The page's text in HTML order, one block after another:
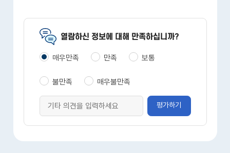
열람하신 정보에 대해 만족하십니까?
매우만족 만족 보통
불만족 매우불만족
평가하기